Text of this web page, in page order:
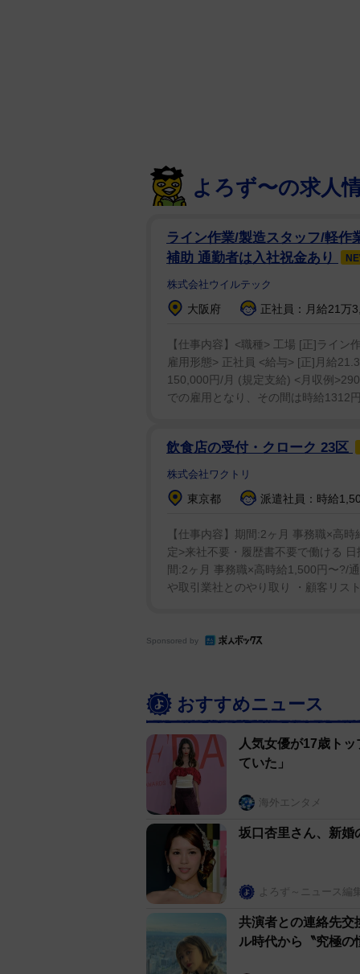
現在、自宅は青森ながら、活動
て事務所に頼んだんです。そした
部仕事が入って…」と苦笑い。実
で中継にゲスト出演する。
何日間かだけが本当に暑くて、終
たちは、毎日作業がある中で、祭
た頑張ろうってなる。長い冬、長
さらに「極端なことを言えば、
なかったのは、私たちに夏がなか
のって、そこだなって思うんです
と力説。「それが久しぶりに開催
うなと思う」と期待も口にした。
い気持ちがあるけれど、ねぶたに
し。「今回、中継に参加させてい
たも１つの魅力だと思うんですけ
たらいいなと、そういうのも中継
青森市のねぶた祭に加え、弘前
所で大きな祭りが行われる。弘前
ど、私は弘前の『ねぷた』」がさ
りじゃないんですけど、扇形で平
なくてお囃子だけ。それがすごく
全部見たかったんですけど、今年
幼少時から、ねぶたへの思い出
時間に囃子の音が響くんですよ。
よろず〜の求人
ライン作業/製造スタッフ/軽作
補助 通勤者は入社祝金あり
株式会社ウイルテック
大阪府 正社員：月給21万
【仕事内容】<職種> 工場 [正]ライ
雇用形態> 正社員 <給与> [正]月給
150,000円/月 (規定支給) <月収例
での雇用となり、その間は時給1312
飲食店の受付・クローク 23区
株式会社ワクトリ
東京都 派遣社員：時給
【仕事内容】期間:2ヶ月 事務職×高
定>来社不要・履歴書不要で働ける
間:2ヶ月 事務職×高時給1,500円〜?/
や取引業社とのやり取り ・顧客リス
Sponsored by
おすすめニュース
人気女優が17歳ト
ていた」
海外エンタメ
坂口杏里さん、新婚
よろず～ニュース編
共演者との連絡先
ル時代から〝究極の